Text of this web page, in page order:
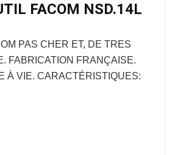
FACOM NSD.14L
PAS CHER ET, DE TRES
FABRICATION FRANÇAISE.
À VIE. CARACTÉRISTIQUES: